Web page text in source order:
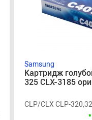
Samsung
Картридж
325 CLX-3185
CLP/CLX CLP-